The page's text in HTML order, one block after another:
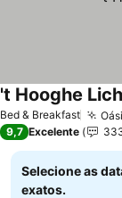
Bed & Breakfast
't Hooghe
9,7 Excelente
Selecione as
exatos.